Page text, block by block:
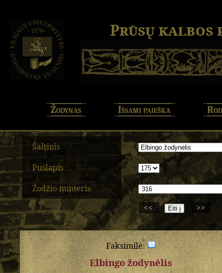
Prūsų kalbos
Žodynas Išsami paieška
Šaltinis
Puslapis
Žodžio numeris
<<
>>
Faksimilė:
Elbingo žodynėlis